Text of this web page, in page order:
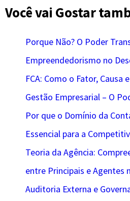
Você vai Gostar
Porque Não? O Poder
Empreendedorismo no
FCA: Como o Fator, Causa
Gestão Empresarial – O
Por que o Domínio da
Essencial para a
Teoria da Agência:
entre Principais e Agentes
Auditoria Externa e